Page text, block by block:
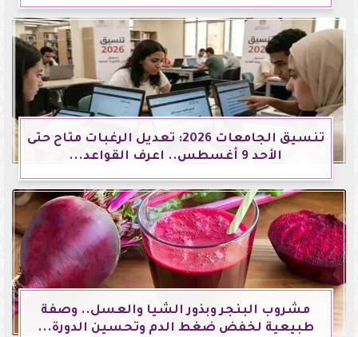
تنسيق الجامعات 2026: تعديل الرغبات متاح حتى
الأحد 9 أغسطس.. اعرف القواعد...
مشروب البنجر وبذور الشيا والعسل.. وصفة
طبيعية لخفض ضغط الدم وتحسين الدورة...